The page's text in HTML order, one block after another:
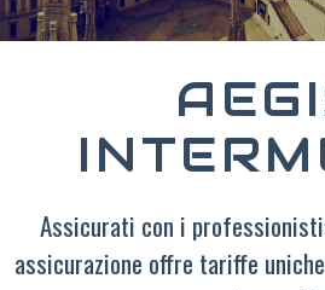
Assicurati con i
assicurazione offre tariffe